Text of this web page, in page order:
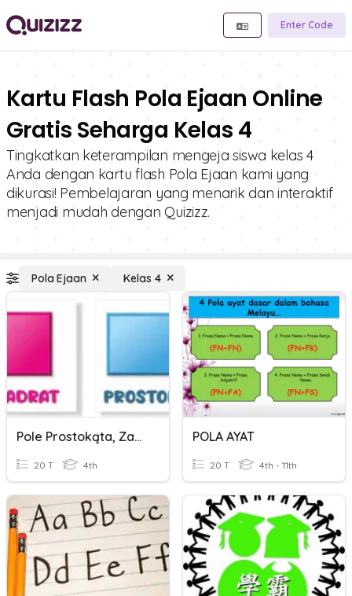
Enter Code
Kartu Flash Pola Ejaan Online
Gratis Seharga Kelas 4
Tingkatkan keterampilan mengeja siswa kelas 4
Anda dengan kartu flash Pola Ejaan kami yang
dikurasi! Pembelajaran yang menarik dan interaktif
menjadi mudah dengan Quizizz.
Pola Ejaan Kelas 4
Pole Prostokąta, Zamiana Jednostek Pola
20 T 4th
POLA AYAT
20 T 4th - 11th